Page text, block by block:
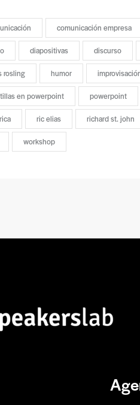
comunicación empresa
diapositivas discurso
rosling humor
en powerpoint powerpoint
ric elias richard st. john
workshop